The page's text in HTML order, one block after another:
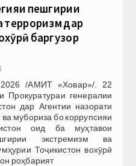
пешгирии
терроризм дар
баргузор
/АМИТ «Ховар»/. 22
Прокуратураи генералии
дар Агентии назорати
мубориза бо коррупсияи
оид ба муҳтавои
экстремизм ва
Тоҷикистон вохӯрӣ
роҳбарият